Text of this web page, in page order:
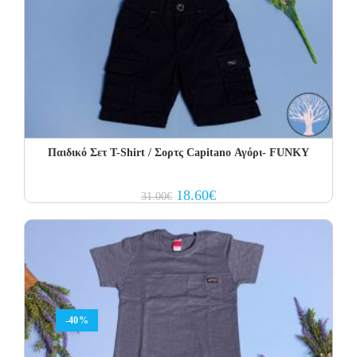
Παιδικό Σετ Τ-Shirt / Σορτς Capitano Αγόρι- FUNKY
31.00€ Original
price
18.60€Current
price
-40%